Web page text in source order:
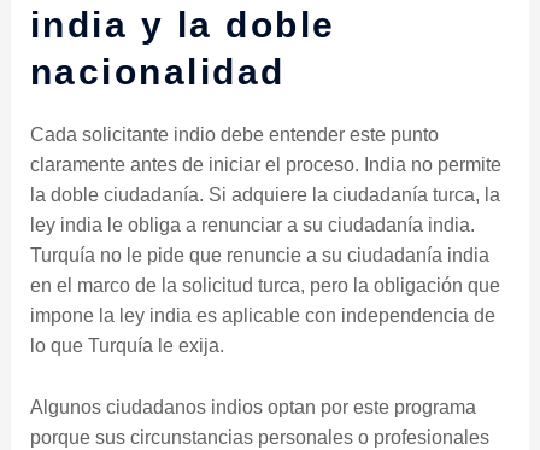
india y la doble
nacionalidad
Cada solicitante indio debe entender este punto
claramente antes de iniciar el proceso. India no permite
la doble ciudadanía. Si adquiere la ciudadanía turca, la
ley india le obliga a renunciar a su ciudadanía india.
Turquía no le pide que renuncie a su ciudadanía india
en el marco de la solicitud turca, pero la obligación que
impone la ley india es aplicable con independencia de
lo que Turquía le exija.
Algunos ciudadanos indios optan por este programa
porque sus circunstancias personales o profesionales